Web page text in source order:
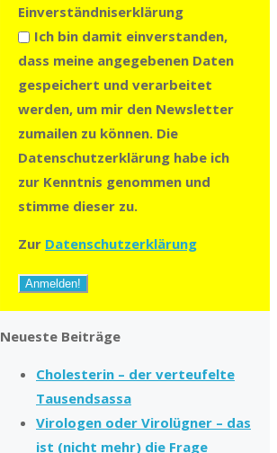
Einverständniserklärung
Ich bin damit einverstanden,
dass meine angegebenen Daten
gespeichert und verarbeitet
werden, um mir den Newsletter
zumailen zu können. Die
Datenschutzerklärung habe ich
zur Kenntnis genommen und
stimme dieser zu.
Zur Datenschutzerklärung
Neueste Beiträge
Cholesterin – der verteufelte
Tausendsassa
Virologen oder Virolügner – das
ist (nicht mehr) die Frage